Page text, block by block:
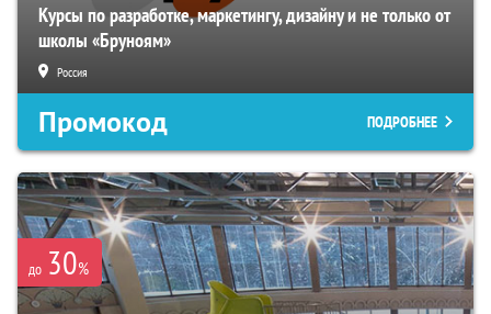
Курсы по разработке, маркетингу, дизайну и не только от
школы «Бруноям»
Россия
Промокод ПОДРОБНЕЕ
до 30%